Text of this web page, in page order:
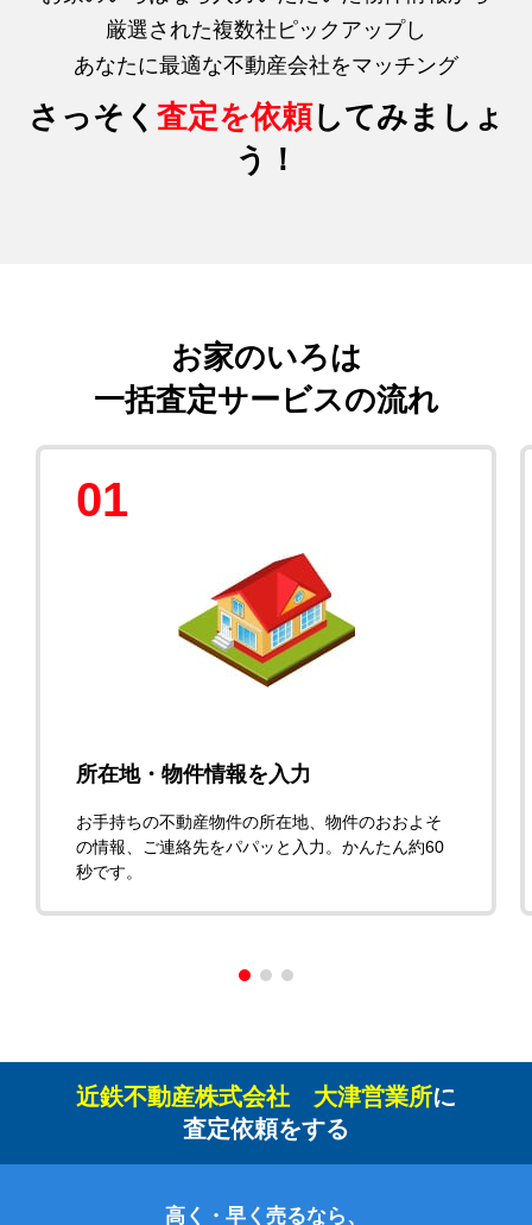
厳選された複数社ピックアップし
あなたに最適な不動産会社をマッチング
さっそく 査定を依頼してみましょ
う！
お家のいろは
一括査定サービスの流れ
01
所在地・物件情報を入力
お手持ちの不動産物件の所在地、物件のおおよそ
の情報、ご連絡先をパパッと入力。かんたん約60
秒です。
近鉄不動産株式会社 大津営業所に
査定依頼をする
高く・早く売るなら、